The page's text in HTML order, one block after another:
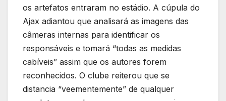
os artefatos entraram no estádio. A cúpula do
Ajax adiantou que analisará as imagens das
câmeras internas para identificar os
responsáveis e tomará “todas as medidas
cabíveis” assim que os autores forem
reconhecidos. O clube reiterou que se
distancia “veementemente” de qualquer